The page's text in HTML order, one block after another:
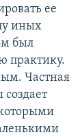
ее
иных
был
практику.
Частная